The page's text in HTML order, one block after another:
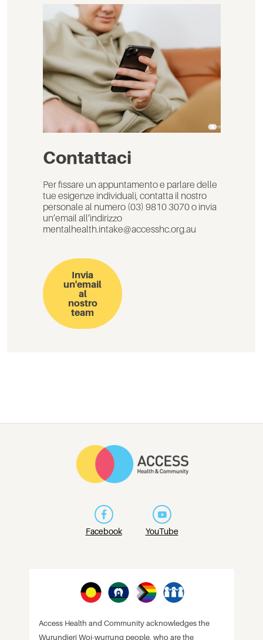
Contattaci
Per fissare un appuntamento e parlare delle
tue esigenze individuali, contatta il nostro
personale al numero (03) 9810 3070 o invia
un’email all’indirizzo
mentalhealth.intake@accesshc.org.au
Invia
un'email
al
nostro
team
Facebook YouTube
Access Health and Community acknowledges the
Wurundjeri Woi-wurrung people, who are the